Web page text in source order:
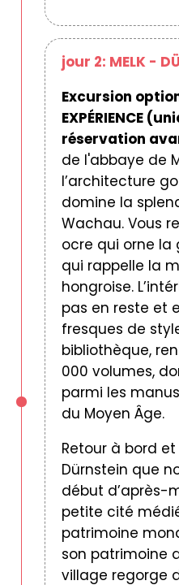
jour 2: MELK -
Excursion
EXPÉRIENCE
réservation
de l'abbaye de
l’architecture
domine la
Wachau. Vous
ocre qui orne
qui rappelle la
hongroise.
pas en reste et
fresques de
bibliothèque,
000 volumes,
parmi les
du Moyen Âge.
Retour à bord
Dürnstein que
début d’après-
petite cité
patrimoine
son patrimoine
village regorge